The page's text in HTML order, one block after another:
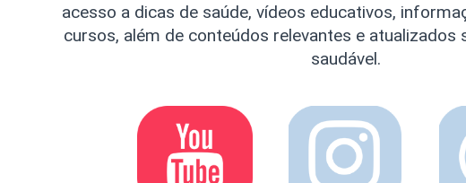
acesso a dicas de saúde, vídeos educativos,
cursos, além de conteúdos relevantes e atualizados
saudável.